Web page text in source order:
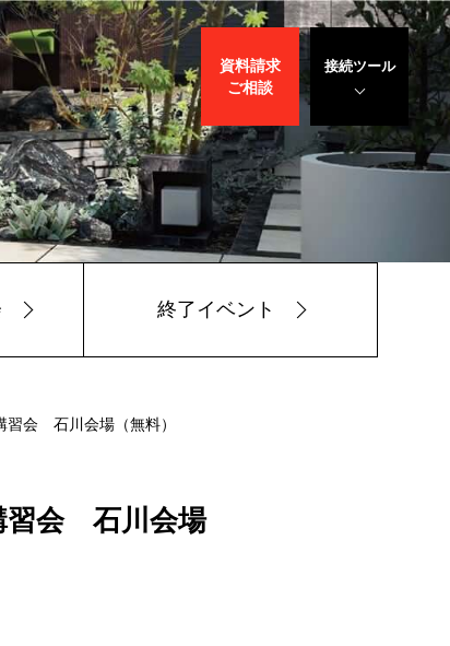
接続ツール
遠隔サポート
サリバン先生
WEBデモ
サポート
資料請求
ご相談
終了イベント
習会 石川会場（無料）
習会 石川会場